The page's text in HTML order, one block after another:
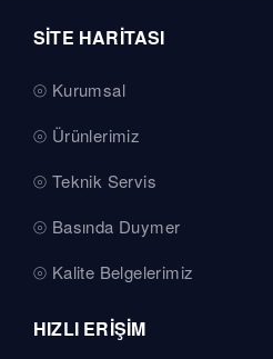
SİTE HARİTASI
Kurumsal
Ürünlerimiz
Teknik Servis
Basında Duymer
Kalite Belgelerimiz
HIZLI ERİŞİM